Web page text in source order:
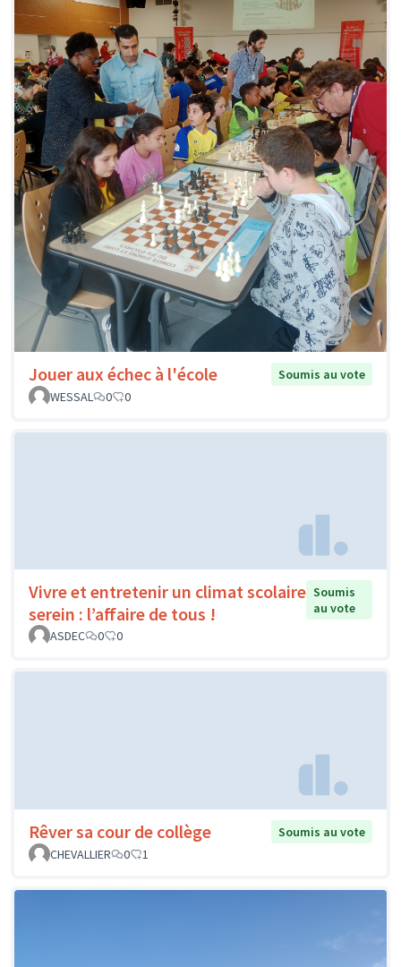
Jouer aux échec à l'école
Soumis au vote
WESSAL
0 0
Vivre et entretenir un climat scolaire
serein : l’affaire de tous !
Soumis
au vote
ASDEC
0 0
Rêver sa cour de collège
Soumis au vote
CHEVALLIER
0 1